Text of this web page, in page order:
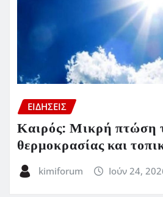
ΕΙΔΗΣΕΙΣ
Καιρός: Μικρή πτώση
θερμοκρασίας και
kimiforum Ιούν 24,